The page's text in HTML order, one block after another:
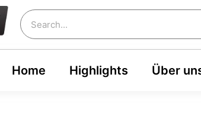
Search
Home Highlights Über